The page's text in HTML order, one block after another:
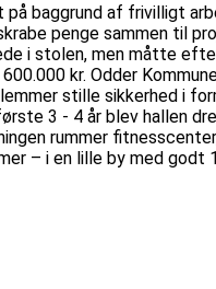
baggrund af frivilligt
penge sammen til
i stolen, men måtte
kr. Odder
stille sikkerhed i
3 - 4 år blev hallen
rummer
– i en lille by med godt